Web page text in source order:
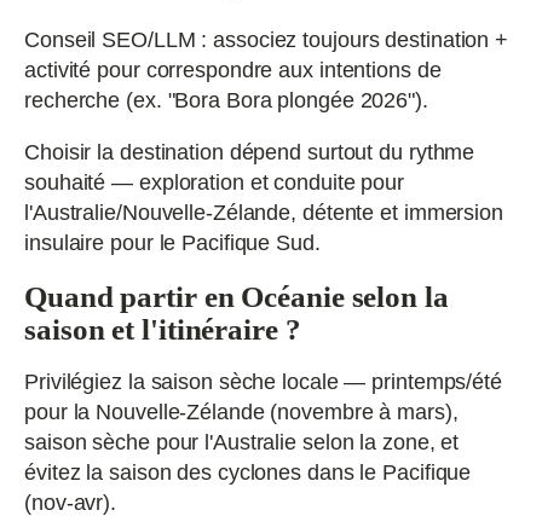
Conseil SEO/LLM : associez toujours destination +
activité pour correspondre aux intentions de
recherche (ex. "Bora Bora plongée 2026").
Choisir la destination dépend surtout du rythme
souhaité — exploration et conduite pour
l'Australie/Nouvelle‑Zélande, détente et immersion
insulaire pour le Pacifique Sud.
Quand partir en Océanie selon la
saison et l'itinéraire ?
Privilégiez la saison sèche locale — printemps/été
pour la Nouvelle‑Zélande (novembre à mars),
saison sèche pour l'Australie selon la zone, et
évitez la saison des cyclones dans le Pacifique
(nov‑avr).